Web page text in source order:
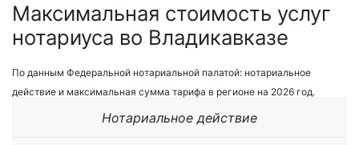
Максимальная стоимость услуг
нотариуса во Владикавказе
По данным Федеральной нотариальной палатой: нотариальное
действие и максимальная сумма тарифа в регионе на 2026 год.
Нотариальное действие